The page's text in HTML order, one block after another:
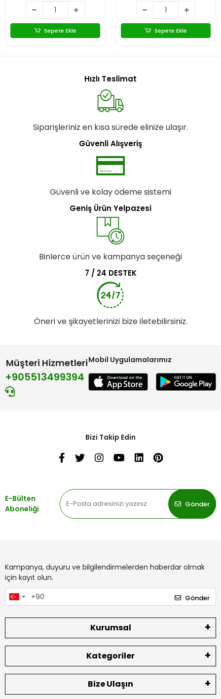
Sepete Ekle Sepete Ekle
Hızlı Teslimat
Siparişleriniz en kısa sürede elinize ulaşır.
Güvenli Alışveriş
Güvenli ve kolay ödeme sistemi
Geniş Ürün Yelpazesi
Binlerce ürün ve kampanya seçeneği
7 / 24 DESTEK
Öneri ve şikayetlerinizi bize iletebilirsiniz.
Müşteri Hizmetleri
+905513499394
Mobil Uygulamalarımız
Bizi Takip Edin
E-Bülten
Aboneliği
Gönder
Kampanya, duyuru ve bilgilendirmelerden haberdar olmak
için kayıt olun.
Gönder
Kurumsal
Kategoriler
Bize Ulaşın